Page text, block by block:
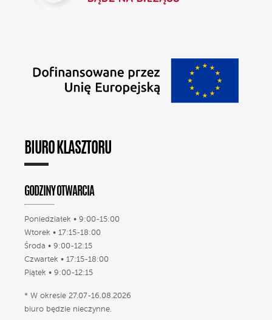
BIURO KLASZTORU
GODZINY OTWARCIA
Poniedziałek • 9:00-15:00
Wtorek • 17:15-18:00
Środa • 9:00-12:15
Czwartek • 17:15-18:00
Piątek • 9:00-12:15
* W okresie 27.07-16.08.2026
biuro będzie nieczynne.